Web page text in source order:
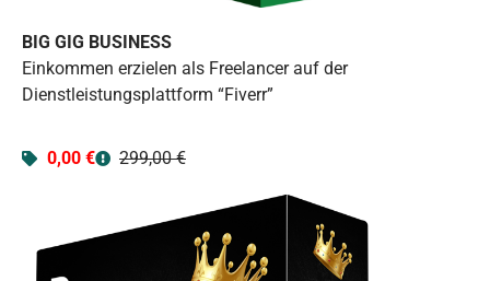
BIG GIG BUSINESS
Einkommen erzielen als Freelancer auf der
Dienstleistungsplattform “Fiverr”
0,00 € 299,00 €